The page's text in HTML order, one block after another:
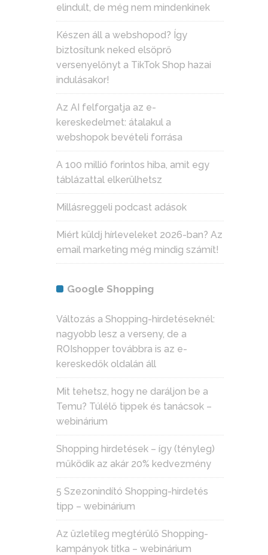
elindult, de még nem mindenkinek
Készen áll a webshopod? Így
biztosítunk neked elsöprő
versenyelőnyt a TikTok Shop hazai
indulásakor!
Az AI felforgatja az e-
kereskedelmet: átalakul a
webshopok bevételi forrása
A 100 millió forintos hiba, amit egy
táblázattal elkerülhetsz
Millásreggeli podcast adások
Miért küldj hírleveleket 2026-ban? Az
email marketing még mindig számít!
Google Shopping
Változás a Shopping-hirdetéseknél:
nagyobb lesz a verseny, de a
ROIshopper továbbra is az e-
kereskedők oldalán áll
Mit tehetsz, hogy ne daráljon be a
Temu? Túlélő tippek és tanácsok –
webinárium
Shopping hirdetések – így (tényleg)
működik az akár 20% kedvezmény
5 Szezonindító Shopping-hirdetés
tipp – webinárium
Az üzletileg megtérülő Shopping-
kampányok titka – webinárium